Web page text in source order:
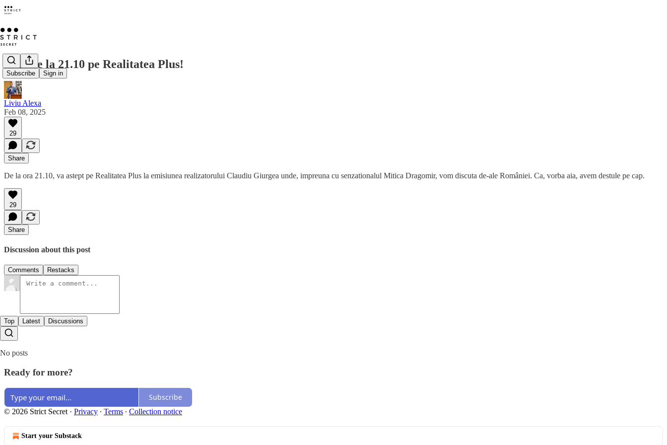
Subscribe Sign in
Vino de la 21.10 pe Realitatea Plus!
Liviu Alexa
Feb 08, 2025
29
Share
De la ora 21.10, va astept pe Realitatea Plus la emisiunea realizatorului Claudiu Giurgea unde, impreuna cu senzationalul Mitica Dragomir, vom discuta de-ale României. Ca, vorba aia, avem destule pe cap.
29
Share
Discussion about this post
Comments Restacks
Top Latest Discussions
No posts
Ready for more?
Subscribe
© 2026 Strict Secret · Privacy ∙ Terms ∙ Collection notice
Start your Substack